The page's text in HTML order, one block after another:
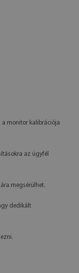
a monitor kalibrációja
az ügyfél
megsérülhet.
dedikált